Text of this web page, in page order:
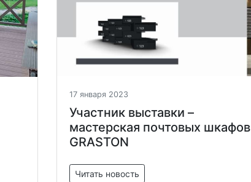
17 января 2023
Участник выставки –
мастерская почтовых шкафов
GRASTON
Читать новость